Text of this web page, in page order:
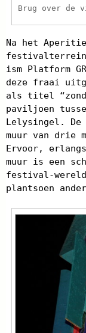
Brug over de
Na het
ism Platform
deze fraai
als titel
paviljoen
Lelysingel.
muur van drie
Ervoor,
muur is een
festival-
plantsoen